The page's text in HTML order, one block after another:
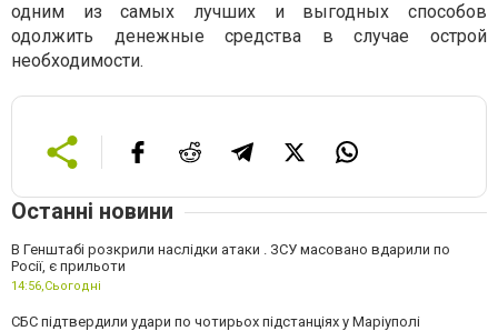
одним из самых лучших и выгодных способов
одолжить денежные средства в случае острой
необходимости.
Останні новини
В Генштабі розкрили наслідки атаки . ЗСУ масовано вдарили по
Росії, є прильоти
14:56,Сьогодні
СБС підтвердили удари по чотирьох підстанціях у Маріуполі